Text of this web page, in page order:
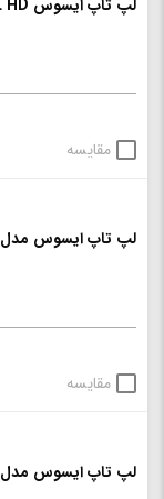
لپ تاپ ایسوس G513IC – R7 16GB 512SSD 4(3050) FULL HD
مقایسه
لپ تاپ ایسوس مدل X413JA – i3 4GB 128SSD Intel FHD
مقایسه
لپ تاپ ایسوس مدل D515DA – R3 12GB 256SSD 2GB Vega